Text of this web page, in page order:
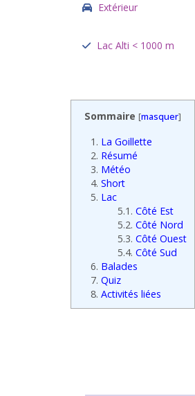
Extérieur
Lac Alti < 1000 m
Sommaire [masquer]
1. La Goillette
2. Résumé
3. Météo
4. Short
5. Lac
5.1. Côté Est
5.2. Côté Nord
5.3. Côté Ouest
5.4. Côté Sud
6. Balades
7. Quiz
8. Activités liées